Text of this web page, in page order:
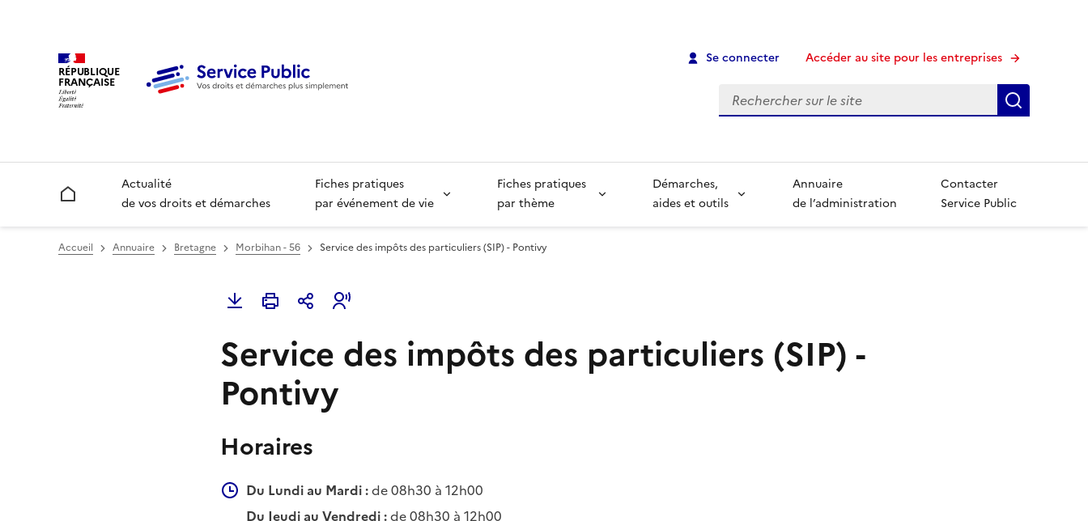
RÉPUBLIQUE
FRANÇAISE
Se connecter Accéder au site pour les entreprises
Recherche
Accueil
Actualité
de vos droits et démarches
Fiches pratiques
par événement de vie
Fiches pratiques
par thème
Démarches,
aides et outils
Annuaire
de l’administration
Contacter
Service Public
Accueil Annuaire Bretagne Morbihan - 56 Service des impôts des particuliers (SIP) - Pontivy
Service des impôts des particuliers (SIP) -
Pontivy
Horaires
Du Lundi au Mardi :de 08h30 à 12h00
Du Jeudi au Vendredi :de 08h30 à 12h00